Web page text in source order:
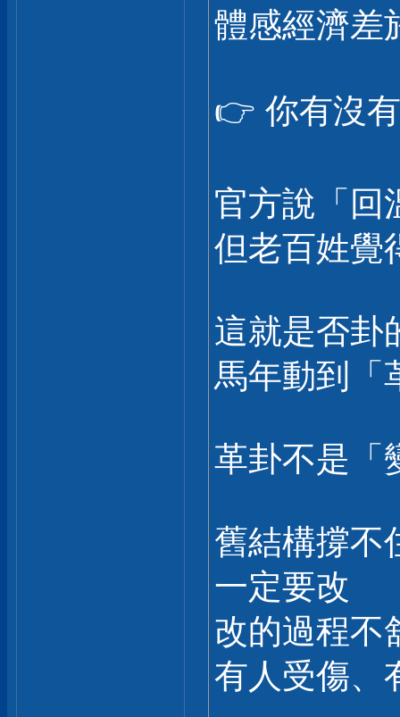
體感經濟差
👉 你有沒
官方說「回
但老百姓覺
這就是否卦
馬年動到「
革卦不是「
舊結構撐不
一定要改
改的過程不
有人受傷、